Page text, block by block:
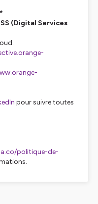
(Digital Services
pour suivre toutes
politique-de-